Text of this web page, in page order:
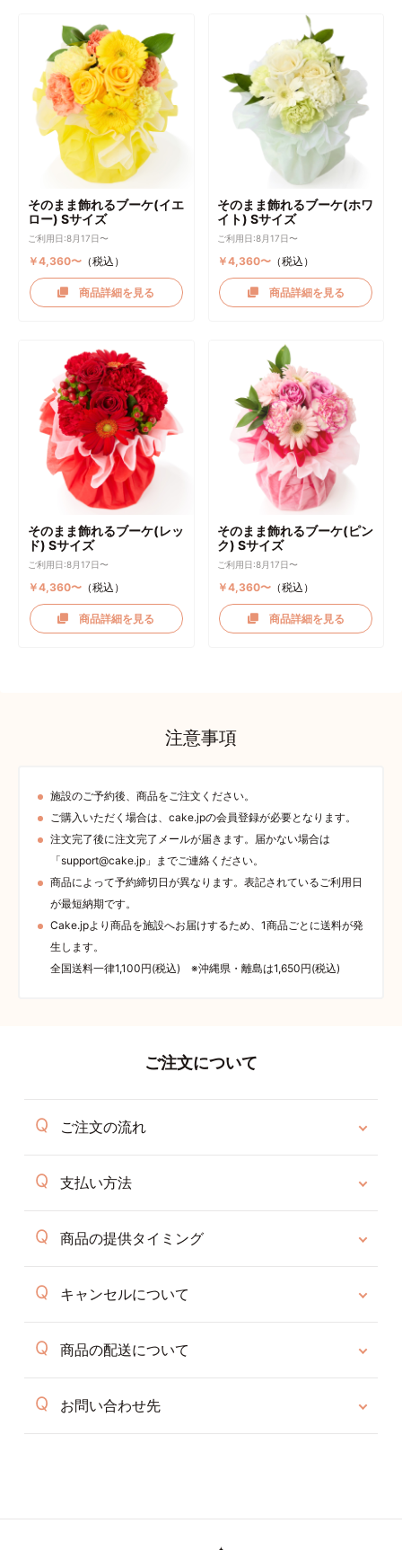
そのまま飾れるブーケ(イエ
ロー) Sサイズ
ご利用日:8月17日〜
￥4,360〜（税込）
商品詳細を見る
そのまま飾れるブーケ(ホワ
イト) Sサイズ
ご利用日:8月17日〜
￥4,360〜 （税込）
商品詳細を見る
そのまま飾れるブーケ(レッ
ド) Sサイズ
ご利用日:8月17日〜
￥4,360〜（税込）
商品詳細を見る
そのまま飾れるブーケ(ピン
ク) Sサイズ
ご利用日:8月17日〜
￥4,360〜 （税込）
商品詳細を見る
注意事項
施設のご予約後、商品をご注文ください。
ご購入いただく場合は、cake.jpの会員登録が必要となります。
注文完了後に注文完了メールが届きます。届かない場合は
「support@cake.jp」までご連絡ください。
商品によって予約締切日が異なります。表記されているご利用日
が最短納期です。
Cake.jpより商品を施設へお届けするため、1商品ごとに送料が発
生します。
全国送料一律1,100円(税込) ※沖縄県・離島は1,650円(税込)
ご注文について
ご注文の流れ
支払い方法
商品の提供タイミング
キャンセルについて
商品の配送について
お問い合わせ先